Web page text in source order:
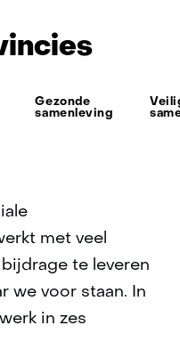
Gezonde
samenleving
met veel
te leveren
we voor staan. In
in zes